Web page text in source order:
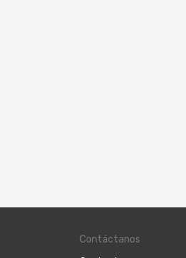
Contáctanos